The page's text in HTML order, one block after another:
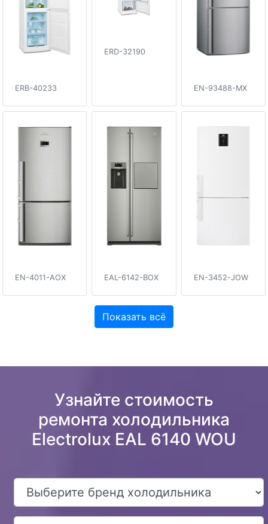
ERB-40233
ERD-32190
EN-93488-MX
EN-4011-AOX EAL-6142-BOX EN-3452-JOW
Показать всё
Узнайте стоимость
ремонта холодильника
Electrolux EAL 6140 WOU